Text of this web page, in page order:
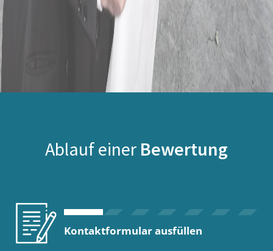
Ablauf einer Bewertung
Kontaktformular ausfüllen